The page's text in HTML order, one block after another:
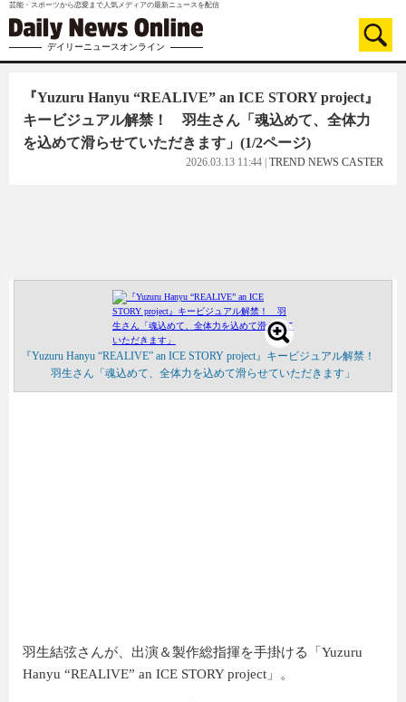
芸能・スポーツから恋愛まで人気メディアの最新ニュースを配信
デイリーニュースオンライン
『Yuzuru Hanyu “REALIVE” an ICE STORY project』
キービジュアル解禁！ 羽生さん「魂込めて、全体力
を込めて滑らせていただきます」 (1/2ページ)
2026.03.13 11:44 TREND NEWS CASTER
『Yuzuru Hanyu “REALIVE” an ICE STORY project』キービジュアル解禁！
羽生さん「魂込めて、全体力を込めて滑らせていただきます」
羽生結弦さんが、出演＆製作総指揮を手掛ける「Yuzuru
Hanyu “REALIVE” an ICE STORY project」。